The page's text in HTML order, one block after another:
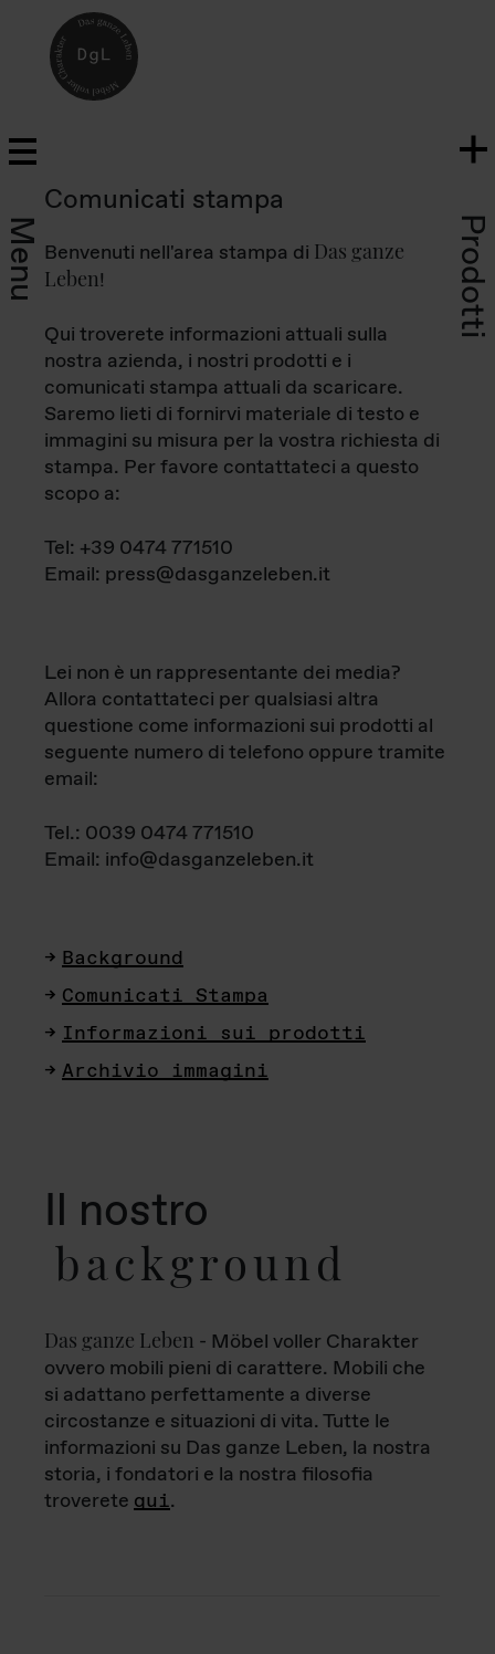
Menu Prodotti
Comunicati stampa
Benvenuti nell'area stampa di Das ganze
Leben!
Qui troverete informazioni attuali sulla
nostra azienda, i nostri prodotti e i
comunicati stampa attuali da scaricare.
Saremo lieti di fornirvi materiale di testo e
immagini su misura per la vostra richiesta di
stampa. Per favore contattateci a questo
scopo a:
Tel: +39 0474 771510
Email: press@dasganzeleben.it
Lei non è un rappresentante dei media?
Allora contattateci per qualsiasi altra
questione come informazioni sui prodotti al
seguente numero di telefono oppure tramite
email:
Tel.: 0039 0474 771510
Email: info@dasganzeleben.it
Background
Comunicati Stampa
Informazioni sui prodotti
Archivio immagini
Il nostro
background
Das ganze Leben - Möbel voller Charakter
ovvero mobili pieni di carattere. Mobili che
si adattano perfettamente a diverse
circostanze e situazioni di vita. Tutte le
informazioni su Das ganze Leben, la nostra
storia, i fondatori e la nostra filosofia
troverete qui.